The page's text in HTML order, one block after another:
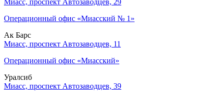
Миасс, проспект Автозаводцев, 29
Операционный офис «Миасский № 1»
Ак Барс
Миасс, проспект Автозаводцев, 11
Операционный офис «Миасский»
Уралсиб
Миасс, проспект Автозаводцев, 39